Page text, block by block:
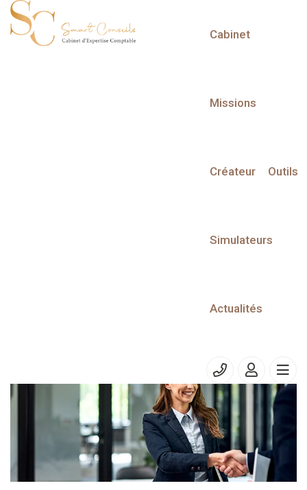
Cabinet
Missions
Créateur Outils
Simulateurs
Actualités